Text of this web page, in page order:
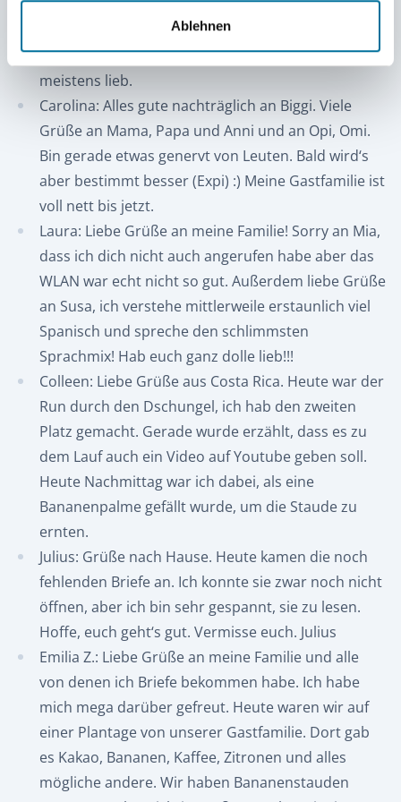
Ablehnen
Kaffee ernten.
Philipp: Liebe Grüße an Inge, Papa, Mama, Omas,
Opa, Hanni und (vielleicht) Caro. Hab euch alle
meistens lieb.
Carolina: Alles gute nachträglich an Biggi. Viele
Grüße an Mama, Papa und Anni und an Opi, Omi.
Bin gerade etwas genervt von Leuten. Bald wird‘s
aber bestimmt besser (Expi) :) Meine Gastfamilie ist
voll nett bis jetzt.
Laura: Liebe Grüße an meine Familie! Sorry an Mia,
dass ich dich nicht auch angerufen habe aber das
WLAN war echt nicht so gut. Außerdem liebe Grüße
an Susa, ich verstehe mittlerweile erstaunlich viel
Spanisch und spreche den schlimmsten
Sprachmix! Hab euch ganz dolle lieb!!!
Colleen: Liebe Grüße aus Costa Rica. Heute war der
Run durch den Dschungel, ich hab den zweiten
Platz gemacht. Gerade wurde erzählt, dass es zu
dem Lauf auch ein Video auf Youtube geben soll.
Heute Nachmittag war ich dabei, als eine
Bananenpalme gefällt wurde, um die Staude zu
ernten.
Julius: Grüße nach Hause. Heute kamen die noch
fehlenden Briefe an. Ich konnte sie zwar noch nicht
öffnen, aber ich bin sehr gespannt, sie zu lesen.
Hoffe, euch geht‘s gut. Vermisse euch. Julius
Emilia Z.: Liebe Grüße an meine Familie und alle
von denen ich Briefe bekommen habe. Ich habe
mich mega darüber gefreut. Heute waren wir auf
einer Plantage von unserer Gastfamilie. Dort gab
es Kakao, Bananen, Kaffee, Zitronen und alles
mögliche andere. Wir haben Bananenstauden